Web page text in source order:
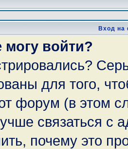
Вход на
могу войти?
для того,
форум (в этом
связаться с
почему это